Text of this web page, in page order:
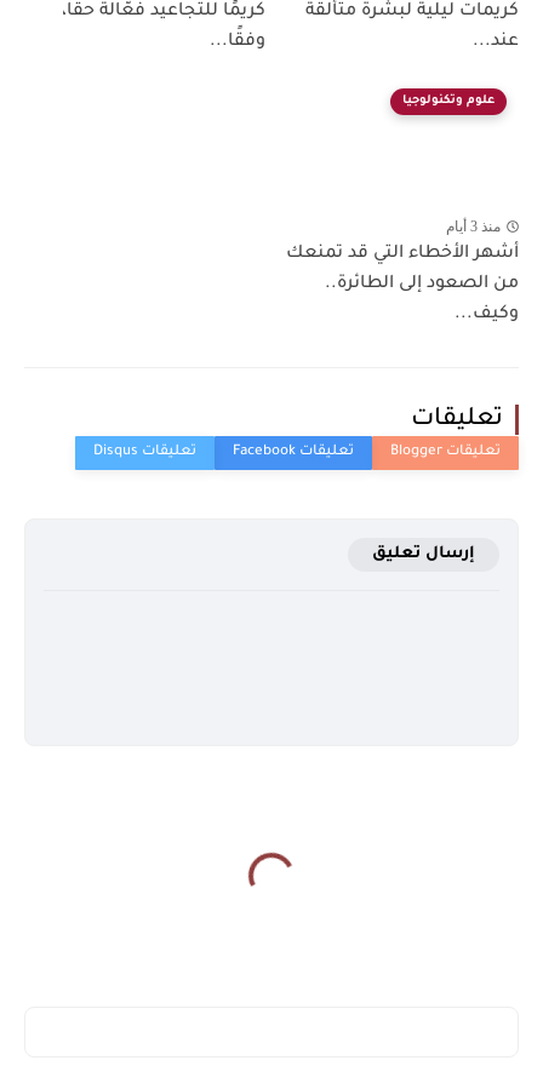
كريمات ليلية لبشرة متألقة
عند...
كريمًا للتجاعيد فعّالة حقًا،
وفقًا...
علوم وتكنولوجيا
منذ 3 أيام
أشهر الأخطاء التي قد تمنعك
من الصعود إلى الطائرة..
وكيف...
تعليقات
إرسال تعليق